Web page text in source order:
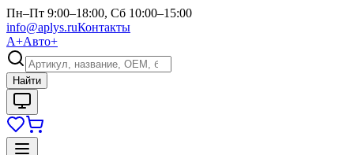
Пн–Пт 9:00–18:00, Сб 10:00–15:00
info@aplys.ruКонтакты
А+Авто+
Найти